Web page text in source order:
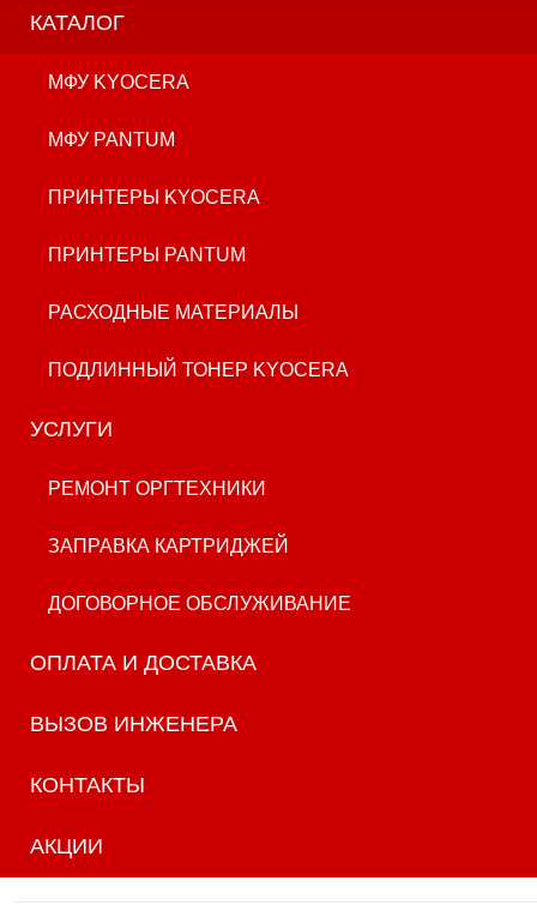
КАТАЛОГ
МФУ KYOCERA
МФУ PANTUM
ПРИНТЕРЫ KYOCERA
ПРИНТЕРЫ PANTUM
РАСХОДНЫЕ МАТЕРИАЛЫ
ПОДЛИННЫЙ ТОНЕР KYOCERA
УСЛУГИ
РЕМОНТ ОРГТЕХНИКИ
ЗАПРАВКА КАРТРИДЖЕЙ
ДОГОВОРНОЕ ОБСЛУЖИВАНИЕ
ОПЛАТА И ДОСТАВКА
ВЫЗОВ ИНЖЕНЕРА
КОНТАКТЫ
АКЦИИ